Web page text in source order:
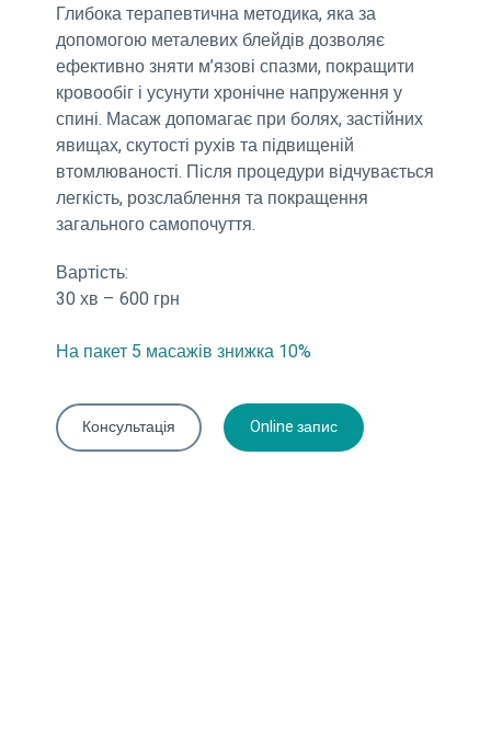
Глибока терапевтична методика, яка за
допомогою металевих блейдів дозволяє
ефективно зняти м’язові спазми, покращити
кровообіг і усунути хронічне напруження у
спині. Масаж допомагає при болях, застійних
явищах, скутості рухів та підвищеній
втомлюваності. Після процедури відчувається
легкість, розслаблення та покращення
загального самопочуття.
Вартість:
30 хв – 600 грн
На пакет 5 масажів знижка 10%
Консультація Online запис